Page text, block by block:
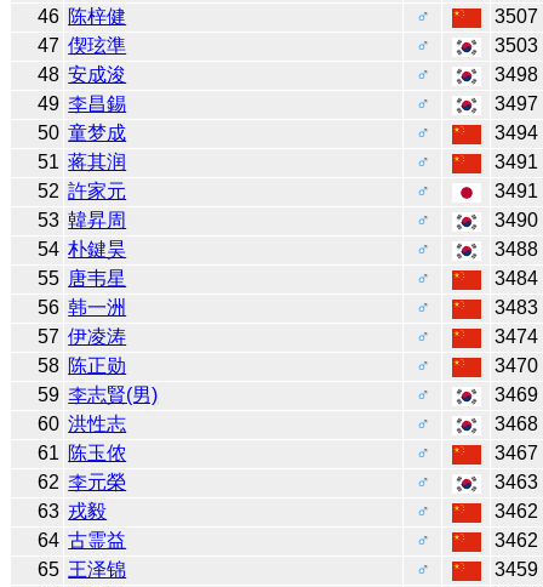
46 陈梓健 ♂
3507
47 偰玹準 ♂
3503
48 安成浚 ♂
3498
49 李昌錫 ♂
3497
50 童梦成 ♂
3494
51 蒋其润 ♂
3491
52 許家元 ♂
3491
53 韓昇周 ♂
3490
54 朴鍵昊 ♂
3488
55 唐韦星 ♂
3484
56 韩一洲 ♂
3483
57 伊凌涛 ♂
3474
58 陈正勋 ♂
3470
59 李志賢(男) ♂
3469
60 洪性志 ♂
3468
61 陈玉侬 ♂
3467
62 李元榮 ♂
3463
63 戎毅 ♂
3462
64 古霊益 ♂
3462
65 王泽锦 ♂
3459